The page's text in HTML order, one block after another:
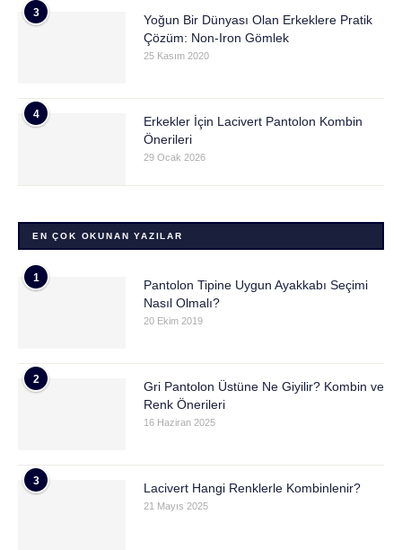
3
Yoğun Bir Dünyası Olan Erkeklere Pratik
Çözüm: Non-Iron Gömlek
25 Kasım 2020
4
Erkekler İçin Lacivert Pantolon Kombin
Önerileri
29 Ocak 2026
EN ÇOK OKUNAN YAZILAR
1
Pantolon Tipine Uygun Ayakkabı Seçimi
Nasıl Olmalı?
20 Ekim 2019
2
Gri Pantolon Üstüne Ne Giyilir? Kombin ve
Renk Önerileri
16 Haziran 2025
3
Lacivert Hangi Renklerle Kombinlenir?
21 Mayıs 2025